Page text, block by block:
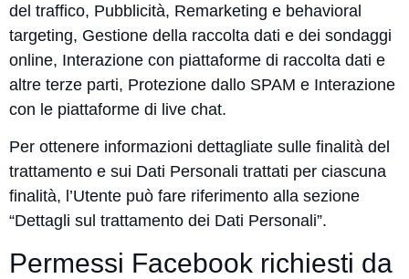
del traffico, Pubblicità, Remarketing e behavioral
targeting, Gestione della raccolta dati e dei sondaggi
online, Interazione con piattaforme di raccolta dati e
altre terze parti, Protezione dallo SPAM e Interazione
con le piattaforme di live chat.
Per ottenere informazioni dettagliate sulle finalità del
trattamento e sui Dati Personali trattati per ciascuna
finalità, l’Utente può fare riferimento alla sezione
“Dettagli sul trattamento dei Dati Personali”.
Permessi Facebook richiesti da